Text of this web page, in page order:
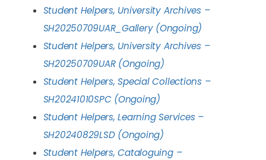
Student Helpers, University Archives –
SH20250709UAR_Gallery (Ongoing)
Student Helpers, University Archives –
SH20250709UAR (Ongoing)
Student Helpers, Special Collections –
SH20241010SPC (Ongoing)
Student Helpers, Learning Services –
SH20240829LSD (Ongoing)
Student Helpers, Cataloguing –